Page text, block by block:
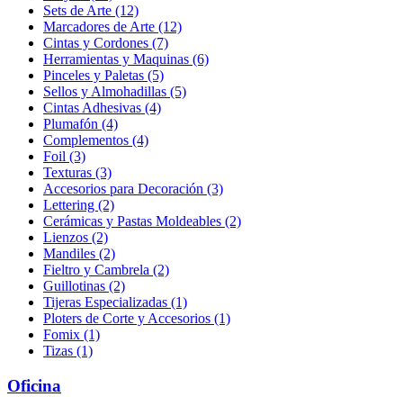
Sets de Arte (12)
Marcadores de Arte (12)
Cintas y Cordones (7)
Herramientas y Maquinas (6)
Pinceles y Paletas (5)
Sellos y Almohadillas (5)
Cintas Adhesivas (4)
Plumafón (4)
Complementos (4)
Foil (3)
Texturas (3)
Accesorios para Decoración (3)
Lettering (2)
Cerámicas y Pastas Moldeables (2)
Lienzos (2)
Mandiles (2)
Fieltro y Cambrela (2)
Guillotinas (2)
Tijeras Especializadas (1)
Ploters de Corte y Accesorios (1)
Fomix (1)
Tizas (1)
Oficina